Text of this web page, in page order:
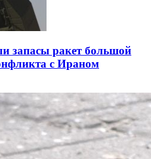
запасы ракет большой
с Ираном